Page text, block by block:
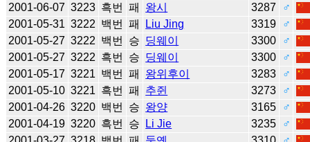
2001-06-07 3223 흑번 패 왕시 3287
♂
2001-05-31 3222 백번 패 Liu Jing 3319
♂
2001-05-27 3222 백번 승 딩웨이 3300
♂
2001-05-27 3222 흑번 승 딩웨이 3300
♂
2001-05-17 3221 백번 패 왕위후이 3283
♂
2001-05-10 3221 흑번 패 추쥔 3273
♂
2001-04-26 3220 백번 승 왕양 3165
♂
2001-04-19 3220 흑번 승 Li Jie 3235
♂